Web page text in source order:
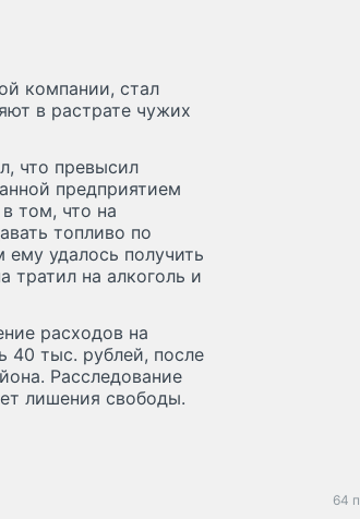
компании, стал
в растрате чужих
что превысил
предприятием
том, что на
топливо по
удалось получить
тратил на алкоголь и
расходов на
40 тыс. рублей, после
Расследование
лишения свободы.
64